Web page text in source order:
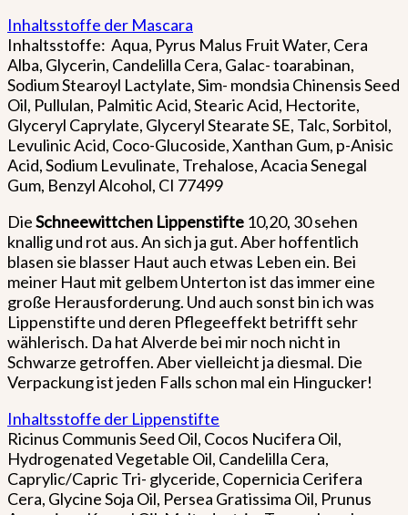
Inhaltsstoffe der Mascara
Inhaltsstoffe: Aqua, Pyrus Malus Fruit Water, Cera
Alba, Glycerin, Candelilla Cera, Galac- toarabinan,
Sodium Stearoyl Lactylate, Sim- mondsia Chinensis Seed
Oil, Pullulan, Palmitic Acid, Stearic Acid, Hectorite,
Glyceryl Caprylate, Glyceryl Stearate SE, Talc, Sorbitol,
Levulinic Acid, Coco-Glucoside, Xanthan Gum, p-Anisic
Acid, Sodium Levulinate, Trehalose, Acacia Senegal
Gum, Benzyl Alcohol, CI 77499
DieSchneewittchen Lippenstifte 10,20, 30 sehen
knallig und rot aus. An sich ja gut. Aber hoffentlich
blasen sie blasser Haut auch etwas Leben ein. Bei
meiner Haut mit gelbem Unterton ist das immer eine
große Herausforderung. Und auch sonst bin ich was
Lippenstifte und deren Pflegeeffekt betrifft sehr
wählerisch. Da hat Alverde bei mir noch nicht in
Schwarze getroffen. Aber vielleicht ja diesmal. Die
Verpackung ist jeden Falls schon mal ein Hingucker!
Inhaltsstoffe der Lippenstifte
Ricinus Communis Seed Oil, Cocos Nucifera Oil,
Hydrogenated Vegetable Oil, Candelilla Cera,
Caprylic/Capric Tri- glyceride, Copernicia Cerifera
Cera, Glycine Soja Oil, Persea Gratissima Oil, Prunus